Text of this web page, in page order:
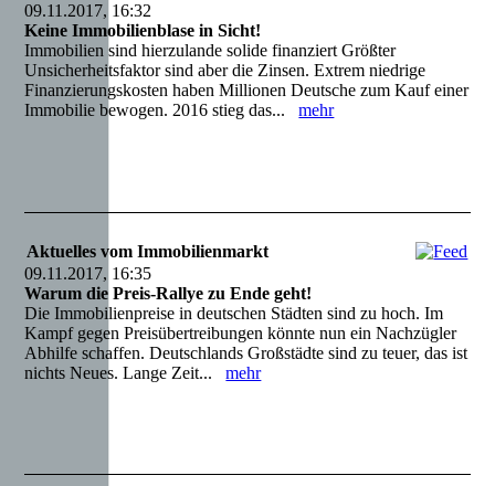
09.11.2017, 16:32
Keine Immobilienblase in Sicht!
Immobilien sind hierzulande solide finanziert Größter
Unsicherheitsfaktor sind aber die Zinsen. Extrem niedrige
Finanzierungskosten haben Millionen Deutsche zum Kauf einer
Immobilie bewogen. 2016 stieg das...mehr
Aktuelles vom Immobilienmarkt
09.11.2017, 16:35
Warum die Preis-Rallye zu Ende geht!
Die Immobilienpreise in deutschen Städten sind zu hoch. Im
Kampf gegen Preisübertreibungen könnte nun ein Nachzügler
Abhilfe schaffen. Deutschlands Großstädte sind zu teuer, das ist
nichts Neues. Lange Zeit...mehr